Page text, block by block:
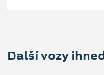
Další vozy